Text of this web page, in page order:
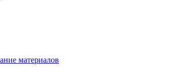
материалов